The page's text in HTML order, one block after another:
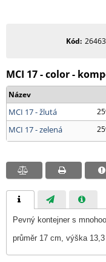
Kód 26463
MCI 17 - color -
Název
MCI 17 - žlutá
MCI 17 - zelená
Pevný kontejner s
průměr 17 cm, výška 13,3